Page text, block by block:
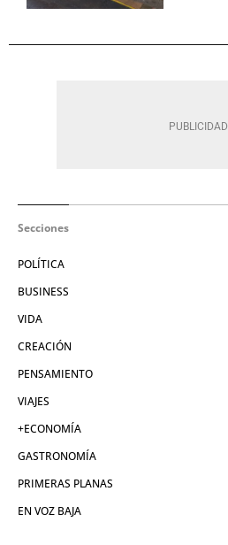
Secciones
POLÍTICA
BUSINESS
VIDA
CREACIÓN
PENSAMIENTO
VIAJES
+ECONOMÍA
GASTRONOMÍA
PRIMERAS PLANAS
EN VOZ BAJA